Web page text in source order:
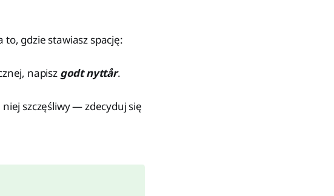
to, gdzie stawiasz spację:
napisz godt nyttår.
niej szczęśliwy — zdecyduj się